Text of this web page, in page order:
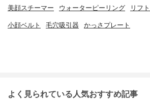
美顔スチーマー ウォーターピーリング リフ
小顔ベルト 毛穴吸引器 かっさプレート
よく見られている人気おすすめ記事